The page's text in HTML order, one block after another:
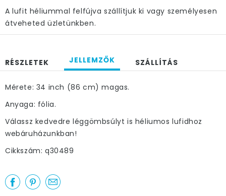
A lufit héliummal felfújva szállítjuk ki vagy személyesen
átveheted üzletünkben.
RÉSZLETEK JELLEMZŐK SZÁLLÍTÁS
Mérete: 34 inch (86 cm) magas.
Anyaga: fólia.
Válassz kedvedre léggömbsúlyt is héliumos lufidhoz
webáruházunkban!
Cikkszám: q30489